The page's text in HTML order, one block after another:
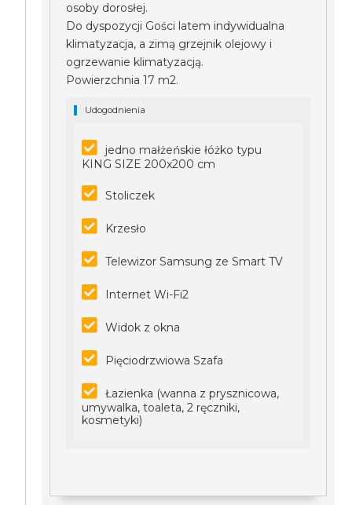
osoby dorosłej.
Do dyspozycji Gości latem indywidualna
klimatyzacja, a zimą grzejnik olejowy i
ogrzewanie klimatyzacją.
Powierzchnia 17 m2.
Udogodnienia
jedno małżeńskie łóżko typu
KING SIZE 200x200 cm
Stoliczek
Krzesło
Telewizor Samsung ze Smart TV
Internet Wi-Fi2
Widok z okna
Pięciodrzwiowa Szafa
Łazienka (wanna z prysznicowa,
umywalka, toaleta, 2 ręczniki,
kosmetyki)